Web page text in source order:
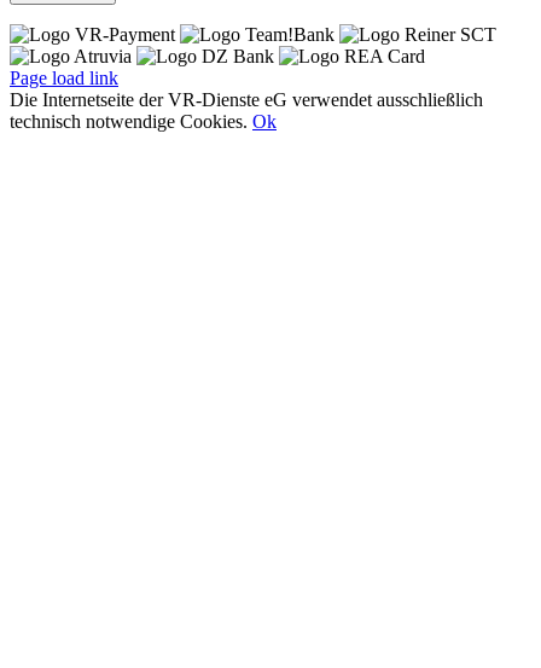
Page load link
Die Internetseite der VR-Dienste eG verwendet ausschließlich
technisch notwendige Cookies. Ok